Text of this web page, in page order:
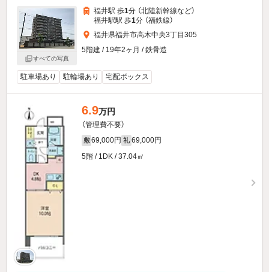
すべての写真
福井駅 歩1分 （北陸新幹線など）
福井駅駅 歩1分 （福鉄線）
福井県福井市高木中央3丁目305
5階建 / 19年2ヶ月 / 鉄骨造
駐車場あり 駐輪場あり 宅配ボックス
6.9万円
（管理費不要）
敷 69,000円 礼 69,000円
5階 / 1DK / 37.04㎡